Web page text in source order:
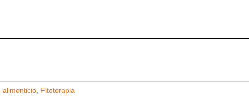
alimenticio, Fitoterapia